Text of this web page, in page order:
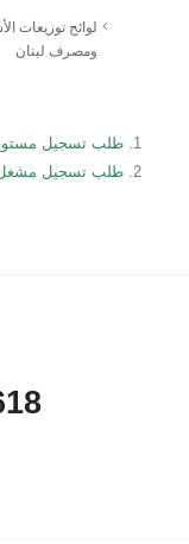
لوائح توزيعات
ومصرف لبنان
طلب تسجيل
طلب تسجيل